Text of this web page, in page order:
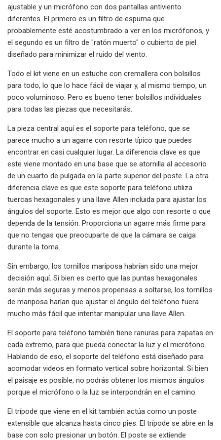
ajustable y un micrófono con dos pantallas antiviento
diferentes. El primero es un filtro de espuma que
probablemente esté acostumbrado a ver en los micrófonos, y
el segundo es un filtro de "ratón muerto" o cubierto de piel
diseñado para minimizar el ruido del viento.
Todo el kit viene en un estuche con cremallera con bolsillos
para todo, lo que lo hace fácil de viajar y, al mismo tiempo, un
poco voluminoso. Pero es bueno tener bolsillos individuales
para todas las piezas que necesitarás.
La pieza central aquí es el soporte para teléfono, que se
parece mucho a un agarre con resorte típico que puedes
encontrar en casi cualquier lugar. La diferencia clave es que
este viene montado en una base que se atornilla al accesorio
de un cuarto de pulgada en la parte superior del poste. La otra
diferencia clave es que este soporte para teléfono utiliza
tuercas hexagonales y una llave Allen incluida para ajustar los
ángulos del soporte. Esto es mejor que algo con resorte o que
dependa de la tensión. Proporciona un agarre más firme para
que no tengas que preocuparte de que la cámara se caiga
durante la toma.
Sin embargo, los tornillos mariposa habrían sido una mejor
decisión aquí. Si bien es cierto que las puntas hexagonales
serán más seguras y menos propensas a soltarse, los tornillos
de mariposa harían que ajustar el ángulo del teléfono fuera
mucho más fácil que intentar manipular una llave Allen.
El soporte para teléfono también tiene ranuras para zapatas en
cada extremo, para que pueda conectar la luz y el micrófono.
Hablando de eso, el soporte del teléfono está diseñado para
acomodar videos en formato vertical sobre horizontal. Si bien
el paisaje es posible, no podrás obtener los mismos ángulos
porque el micrófono o la luz se interpondrán en el camino.
El trípode que viene en el kit también actúa como un poste
extensible que alcanza hasta cinco pies. El trípode se abre en la
base con solo presionar un botón. El poste se extiende